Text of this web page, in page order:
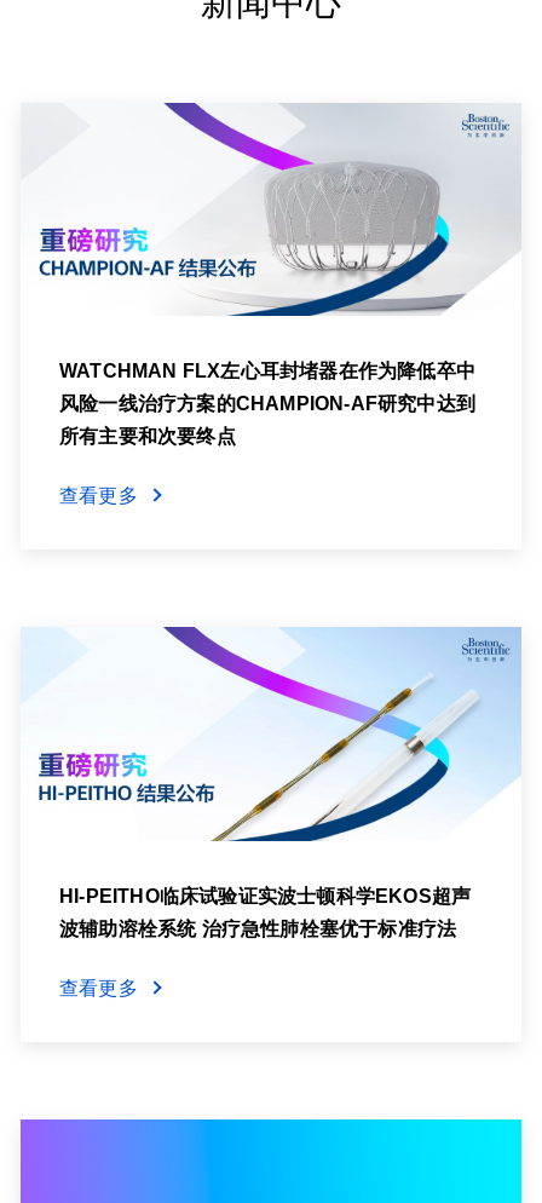
WATCHMAN FLX左心耳封堵器在作为降低卒中
风险一线治疗方案的CHAMPION-AF研究中达到
所有主要和次要终点
查看更多
HI-PEITHO临床试验证实波士顿科学EKOS超声
波辅助溶栓系统 治疗急性肺栓塞优于标准疗法
查看更多